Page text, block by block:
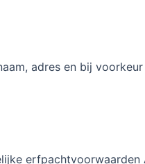
adres en bij
erfpachtvoorwaarden